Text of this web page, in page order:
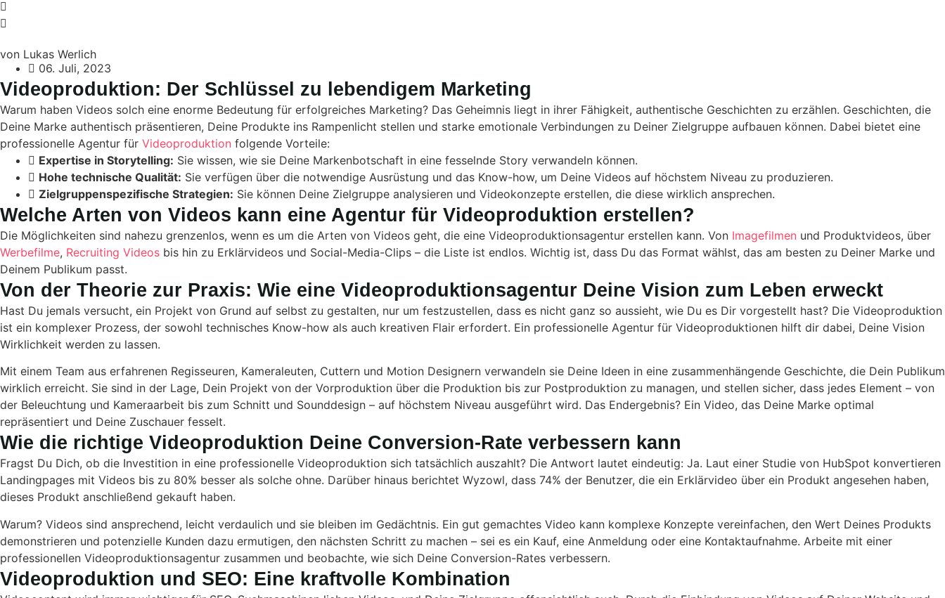
von Lukas Werlich
06. Juli, 2023
Videoproduktion: Der Schlüssel zu lebendigem Marketing
Warum haben Videos solch eine enorme Bedeutung für erfolgreiches Marketing? Das Geheimnis liegt in ihrer Fähigkeit, authentische Geschichten zu erzählen. Geschichten, die
Deine Marke authentisch präsentieren, Deine Produkte ins Rampenlicht stellen und starke emotionale Verbindungen zu Deiner Zielgruppe aufbauen können. Dabei bietet eine
professionelle Agentur für Videoproduktion folgende Vorteile:
Expertise in Storytelling: Sie wissen, wie sie Deine Markenbotschaft in eine fesselnde Story verwandeln können.
Hohe technische Qualität: Sie verfügen über die notwendige Ausrüstung und das Know-how, um Deine Videos auf höchstem Niveau zu produzieren.
Zielgruppenspezifische Strategien: Sie können Deine Zielgruppe analysieren und Videokonzepte erstellen, die diese wirklich ansprechen.
Welche Arten von Videos kann eine Agentur für Videoproduktion erstellen?
Die Möglichkeiten sind nahezu grenzenlos, wenn es um die Arten von Videos geht, die eine Videoproduktionsagentur erstellen kann. Von Imagefilmen und Produktvideos, über
Werbefilme, Recruiting Videos bis hin zu Erklärvideos und Social-Media-Clips – die Liste ist endlos. Wichtig ist, dass Du das Format wählst, das am besten zu Deiner Marke und
Deinem Publikum passt.
Von der Theorie zur Praxis: Wie eine Videoproduktionsagentur Deine Vision zum Leben erweckt
Hast Du jemals versucht, ein Projekt von Grund auf selbst zu gestalten, nur um festzustellen, dass es nicht ganz so aussieht, wie Du es Dir vorgestellt hast? Die Videoproduktion
ist ein komplexer Prozess, der sowohl technisches Know-how als auch kreativen Flair erfordert. Ein professionelle Agentur für Videoproduktionen hilft dir dabei, Deine Vision
Wirklichkeit werden zu lassen.
Mit einem Team aus erfahrenen Regisseuren, Kameraleuten, Cuttern und Motion Designern verwandeln sie Deine Ideen in eine zusammenhängende Geschichte, die Dein Publikum
wirklich erreicht. Sie sind in der Lage, Dein Projekt von der Vorproduktion über die Produktion bis zur Postproduktion zu managen, und stellen sicher, dass jedes Element – von
der Beleuchtung und Kameraarbeit bis zum Schnitt und Sounddesign – auf höchstem Niveau ausgeführt wird. Das Endergebnis? Ein Video, das Deine Marke optimal
repräsentiert und Deine Zuschauer fesselt.
Wie die richtige Videoproduktion Deine Conversion-Rate verbessern kann
Fragst Du Dich, ob die Investition in eine professionelle Videoproduktion sich tatsächlich auszahlt? Die Antwort lautet eindeutig: Ja. Laut einer Studie von HubSpot konvertieren
Landingpages mit Videos bis zu 80% besser als solche ohne. Darüber hinaus berichtet Wyzowl, dass 74% der Benutzer, die ein Erklärvideo über ein Produkt angesehen haben,
dieses Produkt anschließend gekauft haben.
Warum? Videos sind ansprechend, leicht verdaulich und sie bleiben im Gedächtnis. Ein gut gemachtes Video kann komplexe Konzepte vereinfachen, den Wert Deines Produkts
demonstrieren und potenzielle Kunden dazu ermutigen, den nächsten Schritt zu machen – sei es ein Kauf, eine Anmeldung oder eine Kontaktaufnahme. Arbeite mit einer
professionellen Videoproduktionsagentur zusammen und beobachte, wie sich Deine Conversion-Rates verbessern.
Videoproduktion und SEO: Eine kraftvolle Kombination